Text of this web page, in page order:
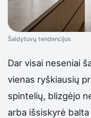
Šaldytuvų tendencijos
Dar visai neseniai
vienas ryškiausių
spintelių, blizgėjo
arba išsiskyrė